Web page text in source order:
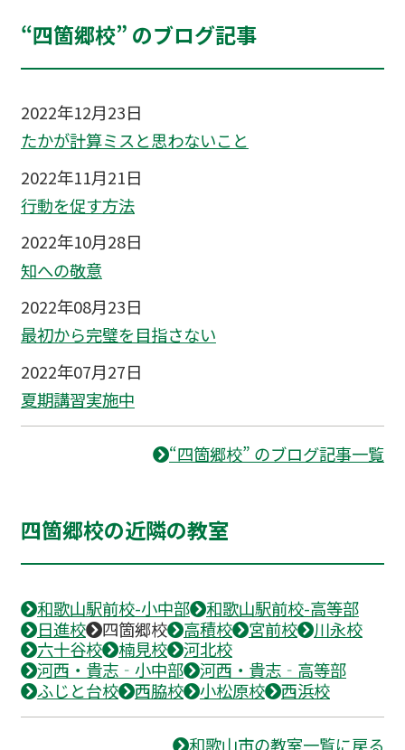
“四箇郷校” のブログ記事
2022年12月23日
たかが計算ミスと思わないこと
2022年11月21日
行動を促す方法
2022年10月28日
知への敬意
2022年08月23日
最初から完璧を目指さない
2022年07月27日
夏期講習実施中
“四箇郷校” のブログ記事一覧
四箇郷校の近隣の教室
和歌山駅前校-小中部
和歌山駅前校-高等部
日進校
四箇郷校 高積校 宮前校
川永校
六十谷校
楠見校
河北校
河西・貴志‐小中部
河西・貴志‐高等部
ふじと台校
西脇校 小松原校 西浜校
和歌山市の教室一覧に戻る